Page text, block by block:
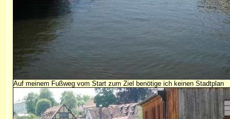
Auf meinem Fußweg vom Start zum Ziel benötige ich keinen Stadtplan